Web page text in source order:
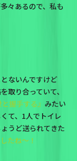
々あるので、私も
ないんですけど
取り合っていて、
握手する』 みたい
て、1人でトイレ
うど送られてきた
たね〜！